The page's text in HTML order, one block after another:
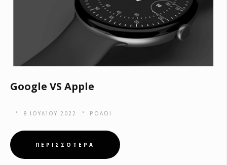
Google VS Apple
8 ΙΟΥΛΊΟΥ 2022 ΡΟΛΌΙ
ΠΕΡΙΣΣΟΤΕΡΑ